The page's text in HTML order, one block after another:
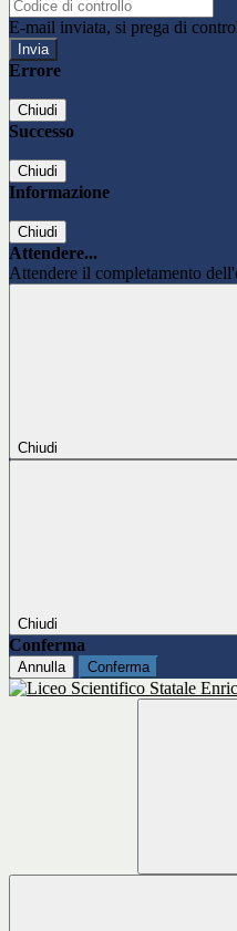
E-mail inviata, si prega di
Errore
Chiudi
Successo
Chiudi
Informazione
Chiudi
Attendere...
Attendere il completamento
Chiudi
Chiudi
Conferma
Annulla Conferma